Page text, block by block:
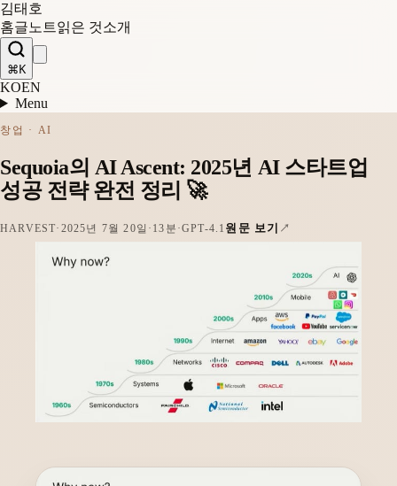
김태호
홈글 노트읽은 것소개
⌘K
KOEN
Menu
창업 · AI
Sequoia의 AI Ascent: 2025년 AI 스타트업
성공 전략 완전 정리 🚀
HARVEST· 2025년 7월 20일 · 13분 ·GPT-4.1 원문 보기